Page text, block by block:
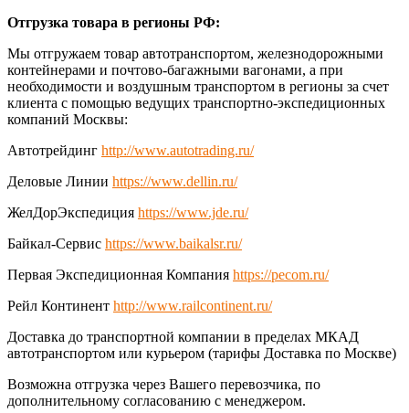
Отгрузка товара в регионы РФ:
Мы отгружаем товар автотранспортом, железнодорожными
контейнерами и почтово-багажными вагонами, а при
необходимости и воздушным транспортом в регионы за счет
клиента с помощью ведущих транспортно-экспедиционных
компаний Москвы:
Автотрейдинг http://www.autotrading.ru/
Деловые Линии https://www.dellin.ru/
ЖелДорЭкспедиция https://www.jde.ru/
Байкал-Сервис https://www.baikalsr.ru/
Первая Экспедиционная Компания https://pecom.ru/
Рейл Континент http://www.railcontinent.ru/
Доставка до транспортной компании в пределах МКАД
автотранспортом или курьером (тарифы Доставка по Москве)
Возможна отгрузка через Вашего перевозчика, по
дополнительному согласованию с менеджером.